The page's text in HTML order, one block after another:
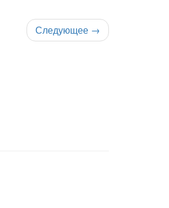
Следующее →